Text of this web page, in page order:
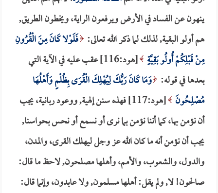
ينهون عن الفساد في الأرض ويرفعون الراية، ويخطون الطريق,
هم أولو البقية, لذلك لما ذكر الله تعالى: فَلَوْلا كَانَ مِنَ الْقُرُونِ
مِنْ قَبْلِكُمْ أُولُو بَقِيَّةٍ
[هود:116] عقب عليه في الآية التي
بعدها في قوله: وَمَا كَانَ رَبُّكَ لِيُهْلِكَ الْقُرَى بِظُلْمٍ وَأَهْلُهَا
مُصْلِحُونَ
[هود:117] فهذه سنن إلهية, ووعود ربانية، يجب
أن نؤمن بها، كما أننا نؤمن بما نرى أو نسمع أو نحس بحواسنا,
يجب أن نؤمن أنه ما كان الله عز وجل ليهلك القرى، والمدن،
والدول، والشعوب، والأمم، وأهلها مصلحون, لاحظ ما قال:
صالحون! لا, ولم يقل: أهلها مسلمون, ولا عابدون، وإنما قال: